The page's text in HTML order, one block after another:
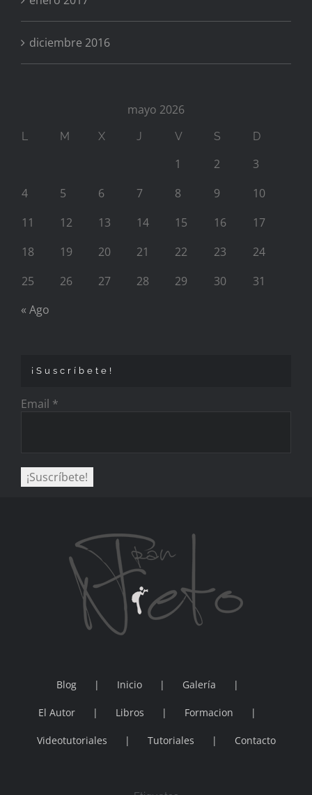
diciembre 2016
mayo 2026
L M X J V S D
1 2
3
4
5 6 7 8 9
10
11
12 13 14 15 16
17
18
19 20 21 22 23
24
25
26 27 28 29 30
31
« Ago
¡Suscríbete!
Email *
Blog Inicio Galería
El Autor Libros Formacion
Videotutoriales Tutoriales Contacto